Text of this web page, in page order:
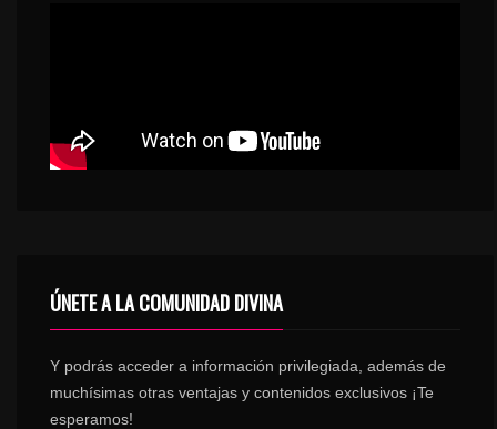
ÚNETE A LA COMUNIDAD DIVINA
Y podrás acceder a información privilegiada, además de
muchísimas otras ventajas y contenidos exclusivos ¡Te
esperamos!